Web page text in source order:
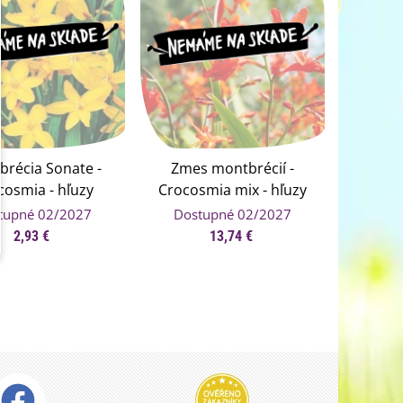
Sonate -
- hľuzy
- 4 ks
02/2027
2,93 €
Zmes montbrécií -
Crocosmia mix - hľuzy
montbrécie - 20 ks
Dostupné 02/2027
13,74 €